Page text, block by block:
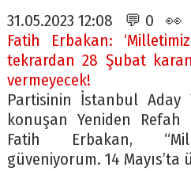
31.05.2023 12:08 💬 0 👀
Fatih Erbakan:
tekrardan 28 Şubat
vermeyecek!
Partisinin İstanbul Aday
konuşan Yeniden Refah
Fatih Erbakan,
güveniyorum. 14